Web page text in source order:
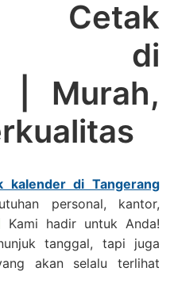
Cetak
di
| Murah,
kalender di Tangerang
personal, kantor,
Kami hadir untuk Anda!
tanggal, tapi juga
akan selalu terlihat